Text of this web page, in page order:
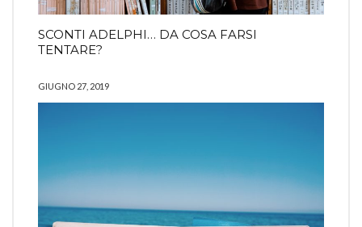
SCONTI ADELPHI… DA COSA FARSI
TENTARE?
GIUGNO 27, 2019